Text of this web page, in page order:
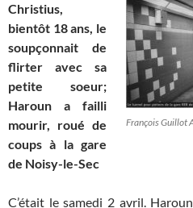
François Guillot
Christius,
bientôt 18 ans, le
soupçonnait de
flirter avec sa
petite soeur;
Haroun a failli
mourir, roué de
coups à la gare
de Noisy-le-Sec
C’était le samedi 2 avril.